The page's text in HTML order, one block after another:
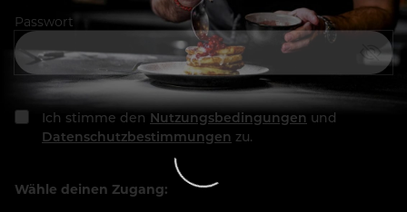
Passwort
Ich stimme den Nutzungsbedingungen und
Datenschutzbestimmungen zu.
Wähle deinen Zugang: